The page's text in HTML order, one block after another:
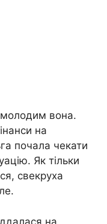
молодим вона.
на
почала чекати
Як тільки
свекруха
на